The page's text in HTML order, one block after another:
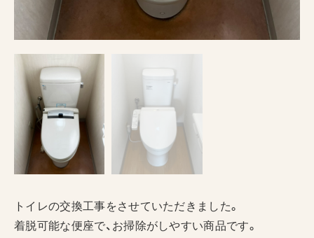
トイレの交換工事をさせていただきました。
着脱可能な便座で、お掃除がしやすい商品です。